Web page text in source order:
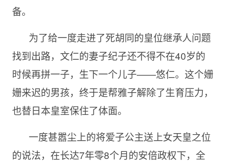
备。
为了给一度走进了死胡同的皇位继承人问题
找到出路，文仁的妻子纪子还不得不在40岁的
时候再拼一子，生下一个儿子——悠仁。这个姗
姗来迟的男孩，终于是帮雅子解除了生育压力，
也替日本皇室保住了体面。
一度甚嚣尘上的将爱子公主送上女天皇之位
的说法，在长达7年零8个月的安倍政权下，全